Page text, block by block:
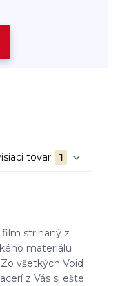
tovar 1
strihaný z
materiálu
všetkých Void
z Vás si ešte